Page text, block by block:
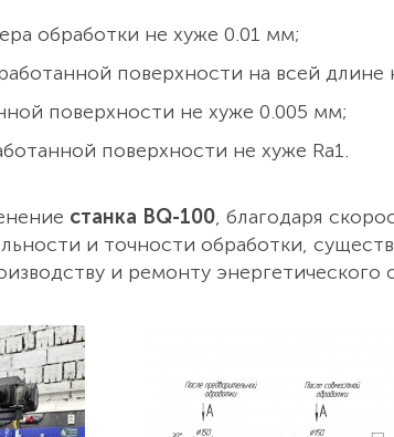
обработки не хуже 0.01 мм;
поверхности на всей длине
поверхности не хуже 0.005 мм;
поверхности не хуже Ra1.
станка BQ-100, благодаря
и точности обработки,
и ремонту энергетического